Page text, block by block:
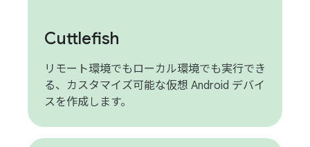
Cuttlefish
リモート環境でもローカル環境でも実行でき
る、カスタマイズ可能な仮想 Android デバイ
スを作成します。